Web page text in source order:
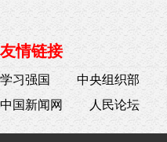
友情链接
学习强国 中央组织部
中国新闻网
人民论坛